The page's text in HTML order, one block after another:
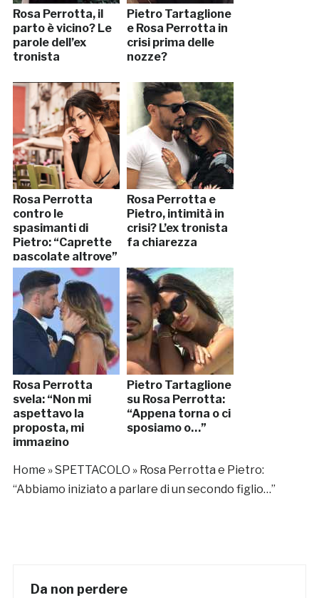
Rosa Perrotta, il
parto è vicino? Le
parole dell’ex
tronista
Pietro Tartaglione
e Rosa Perrotta in
crisi prima delle
nozze?
Rosa Perrotta
contro le
spasimanti di
Pietro: “Caprette
pascolate altrove”
Rosa Perrotta e
Pietro, intimità in
crisi? L’ex tronista
fa chiarezza
Rosa Perrotta
svela: “Non mi
aspettavo la
proposta, mi
immagino
Pietro Tartaglione
su Rosa Perrotta:
“Appena torna o ci
sposiamo o…”
Home »SPETTACOLO » Rosa Perrotta e Pietro:
“Abbiamo iniziato a parlare di un secondo figlio…”
Da non perdere